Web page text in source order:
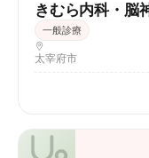
きむら内科・脳
一般診療
太宰府市